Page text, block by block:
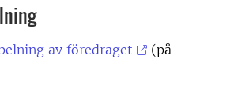
av föredraget
(på